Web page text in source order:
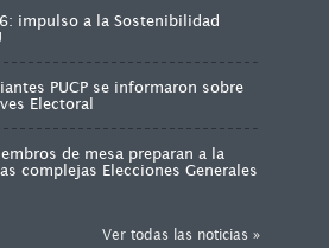
impulso a la Sostenibilidad
PUCP se informaron sobre
Electoral
de mesa preparan a la
complejas Elecciones Generales
Ver todas las noticias »